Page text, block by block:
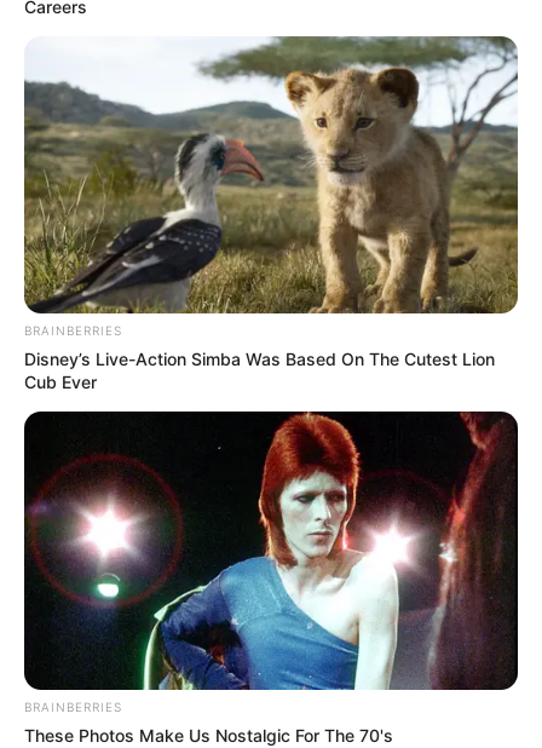
Το Judicial Watch αποκαλύπτει το σχέδιο
προπαγάνδας της κυβέρνησης Μπάιντεν
για την...
Τετάρτη, 5 Οκτωβρίου 2022, 19:36
Το Judicial Watch αποκαλύπτει το...
ΕΤΡΕΞΑΝ ΤΗΝ ΑΤΖΕΝΤΑ ΤΟΥ
ΚΟΡΟΝΑ ΔΕΝ ΜΠΟΡΕΙ ΝΑ...
ΥΒΡΙΣ ΑΤΙΣ ΝΕΜΕΣΙΣ ΤΙΣΙΣ. Η
ΕΛΛΗΝΙΚΗ ΗΘΙΚΗ.
Εφημερίδες και ΜΜΕ που
χρηματοδοτούνται από τον
George Soros
Ο γιος μου Hunter !! Ξεκινάει
τον Σεπτέμβρη η προβολή
Careers
BRAINBERRIES
Disney’s Live-Action Simba Was Based On The Cutest Lion
Cub Ever
BRAINBERRIES
These Photos Make Us Nostalgic For The 70's